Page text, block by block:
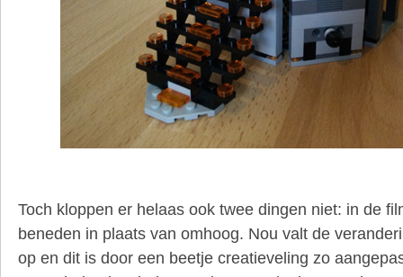
Toch kloppen er helaas ook twee dingen niet: in de
beneden in plaats van omhoog. Nou valt de
op en dit is door een beetje creatieveling zo